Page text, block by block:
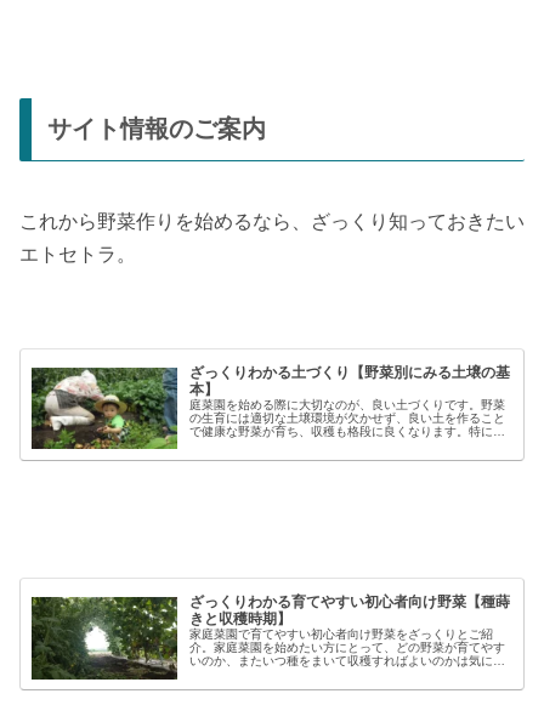
サイト情報のご案内
これから野菜作りを始めるなら、ざっくり知っておきたい
エトセトラ。
ざっくりわかる土づくり【野菜別にみる土壌の基
本】
庭菜園を始める際に大切なのが、良い土づくりです。野菜
の生育には適切な土壌環境が欠かせず、良い土を作ること
で健康な野菜が育ち、収穫も格段に良くなります。特に初
家庭菜園で失敗しないコツと言える...
ざっくりわかる育てやすい初心者向け野菜【種蒔
きと収穫時期】
家庭菜園で育てやすい初心者向け野菜をざっくりとご紹
介。家庭菜園を始めたい方にとって、どの野菜が育てやす
いのか、またいつ種をまいて収穫すればよいのかは気にな
類でも「早生」「中生」「晩生」など...